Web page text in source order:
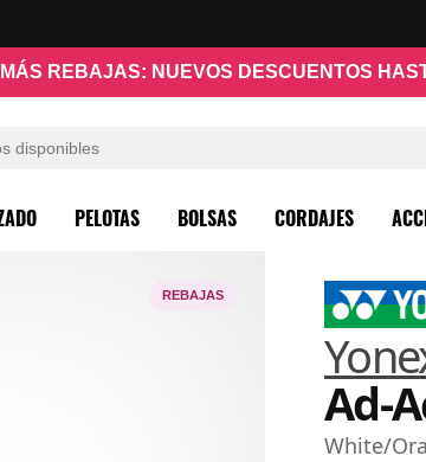
MÁS REBAJAS: NUEVOS DESCUENTOS
PELOTAS BOLSAS CORDAJES
Ad-
White/
REBAJAS